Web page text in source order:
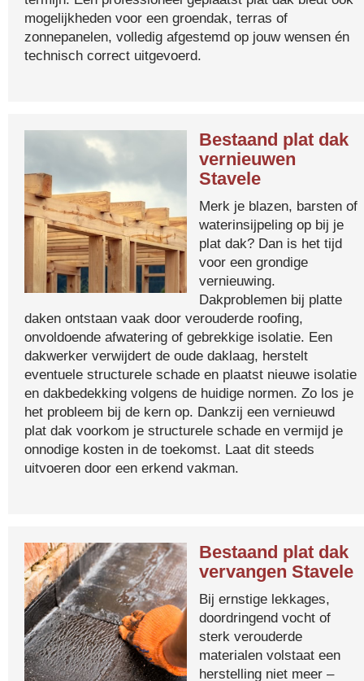
mogelijkheden voor een groendak, terras of
zonnepanelen, volledig afgestemd op jouw wensen én
technisch correct uitgevoerd.
Bestaand plat dak
vernieuwen
Stavele
Merk je blazen, barsten of
waterinsijpeling op bij je
plat dak? Dan is het tijd
voor een grondige
vernieuwing.
Dakproblemen bij platte
daken ontstaan vaak door verouderde roofing,
onvoldoende afwatering of gebrekkige isolatie. Een
dakwerker verwijdert de oude daklaag, herstelt
eventuele structurele schade en plaatst nieuwe isolatie
en dakbedekking volgens de huidige normen. Zo los je
het probleem bij de kern op. Dankzij een vernieuwd
plat dak voorkom je structurele schade en vermijd je
onnodige kosten in de toekomst. Laat dit steeds
uitvoeren door een erkend vakman.
Bestaand plat dak
vervangen Stavele
Bij ernstige lekkages,
doordringend vocht of
sterk verouderde
materialen volstaat een
herstelling niet meer –